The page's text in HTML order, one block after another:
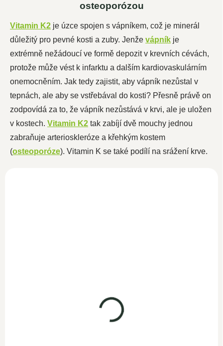
osteoporózou
Vitamin K2 je úzce spojen s vápníkem, což je minerál
důležitý pro pevné kosti a zuby. Jenže vápník je
extrémně nežádoucí ve formě depozit v krevních cévách,
protože může vést k infarktu a dalším kardiovaskulárním
onemocněním. Jak tedy zajistit, aby vápník nezůstal v
tepnách, ale aby se vstřebával do kosti? Přesně právě on
zodpovídá za to, že vápník nezůstává v krvi, ale je uložen
v kostech. Vitamin K2 tak zabíjí dvě mouchy jednou
zabraňuje arterioskleróze a křehkým kostem
(osteoporóze). Vitamin K se také podílí na srážení krve.